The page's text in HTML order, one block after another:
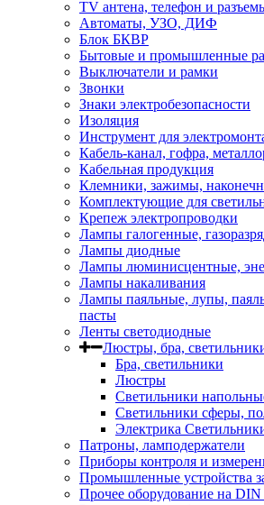
TV aнтена, телефон и
Автоматы, УЗО, ДИФ
Блок БКВР
Бытовые и промышленные
Выключатели и рамки
Звонки
Знаки электробезопасности
Изоляция
Инструмент для
Кабель-канал, гофра,
Кабельная продукция
Клемники, зажимы,
Комплектующие для
Крепеж электропроводки
Лампы галогенные,
Лампы диодные
Лампы люминисцентные,
Лампы накаливания
Лампы паяльные, лупы,
пасты
Ленты светодиодные
Люстры, бра,
Бра, светильники
Люстры
Светильники
Светильники сферы,
Электрика
Патроны, ламподержатели
Приборы контроля и
Промышленные устройства
Прочее оборудование на DIN